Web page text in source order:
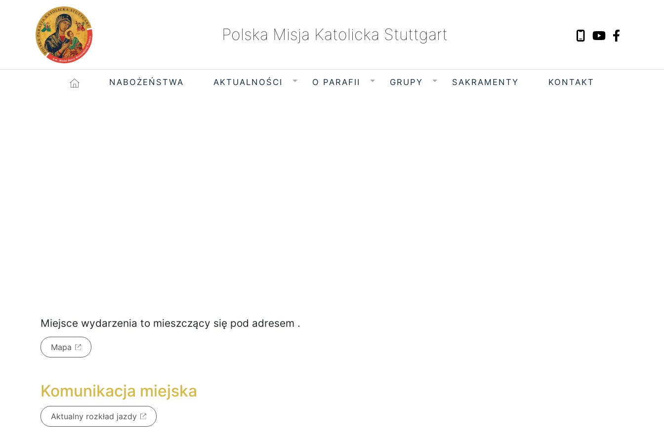
Polska Misja Katolicka Stuttgart
NABOŻEŃSTWA AKTUALNOŚCI O PARAFII GRUPY SAKRAMENTY KONTAKT
Miejsce wydarzenia to mieszczący się pod adresem .
Mapa
Komunikacja miejska
Aktualny rozkład jazdy